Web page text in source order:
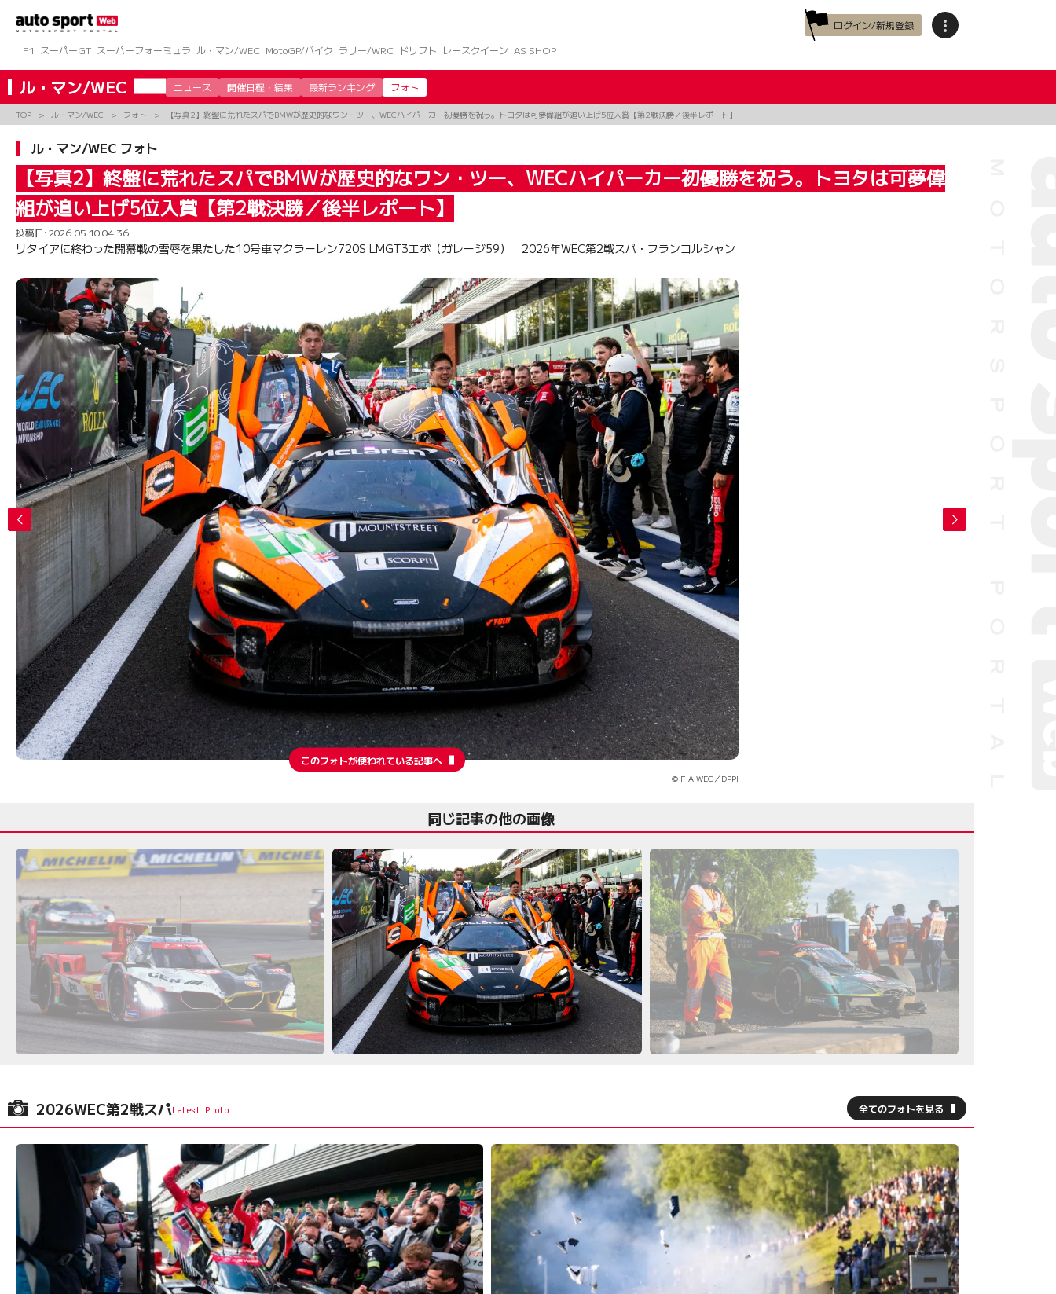
ツ
へ
ス
キ
ッ
ログイン/新規登録
F1
スーパーGT スーパーフォーミュラ ル・マン/WEC MotoGP/バイク ラリー/WRC ドリフト レースクイーン AS SHOP
ル・マン/WEC ニュース 開催日程・結果 最新ランキング フォト
TOP ル・マン/WEC フォト 【写真2】終盤に荒れたスパでBMWが歴史的なワン・ツー、WECハイパーカー初優勝を祝う。トヨタは可夢偉組が追い上げ5位入賞【第2戦決勝／後半レポート】
ル・マン/WEC フォト
【写真2】終盤に荒れたスパでBMWが歴史的なワン・ツー、WECハイパーカー初優勝を祝う。トヨタは可夢偉
組が追い上げ5位入賞【第2戦決勝／後半レポート】
投稿日: 2026.05.10 04:36
リタイアに終わった開幕戦の雪辱を果たした10号車マクラーレン720S LMGT3エボ（ガレージ59） 2026年WEC第2戦スパ・フランコルシャン
このフォトが使われている記事へ
© FIA WEC／DPPI
同じ記事の他の画像
2026WEC第2戦スパ 全てのフォトを見る